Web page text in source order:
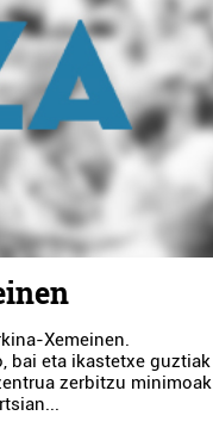
Xemeinen.
bai eta ikastetxe guztiak
zerbitzu minimoak